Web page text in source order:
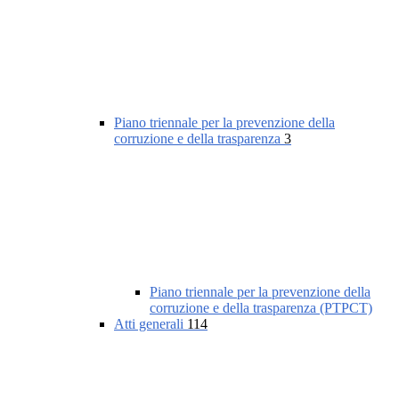
Piano triennale per la prevenzione della
corruzione e della trasparenza 3
Piano triennale per la prevenzione della
corruzione e della trasparenza (PTPCT)
Atti generali 114